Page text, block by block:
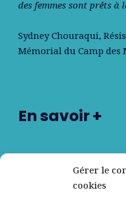
Gérer le
cookies
des femmes sont prêts à
Sydney Chouraqui,
Mémorial du Camp des
En savoir +
Nos partenaires